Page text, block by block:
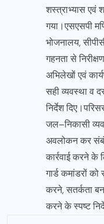
शस्त्राभ्यास एवं
गया।एसएसपी
भोजनालय,
गहनता से
अभिलेखों एवं
सही व्यवस्था व
निर्देश
जल–निकासी
अवलोकन कर
कार्रवाई करने के
गार्ड कमांडरों
करने, सतर्कता
करने के स्पष्ट